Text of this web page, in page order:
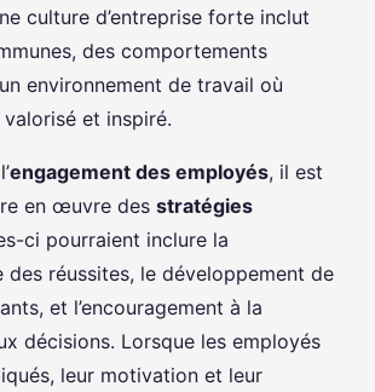
culture d’entreprise forte inclut
des comportements
environnement de travail où
et inspiré.
engagement des employés, il est
en œuvre des stratégies
ci pourraient inclure la
des réussites, le développement de
et l’encouragement à la
décisions. Lorsque les employés
leur motivation et leur